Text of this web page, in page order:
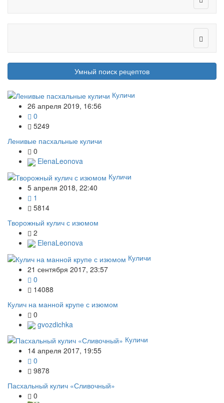
Умный поиск рецептов
Куличи
26 апреля 2019, 16:56
0
5249
Ленивые пасхальные куличи
0
ElenaLeonova
Куличи
5 апреля 2018, 22:40
1
5814
Творожный кулич с изюмом
2
ElenaLeonova
Куличи
21 сентября 2017, 23:57
0
14088
Кулич на манной крупе с изюмом
0
gvozdichka
Куличи
14 апреля 2017, 19:55
0
9878
Пасхальный кулич «Сливочный»
0